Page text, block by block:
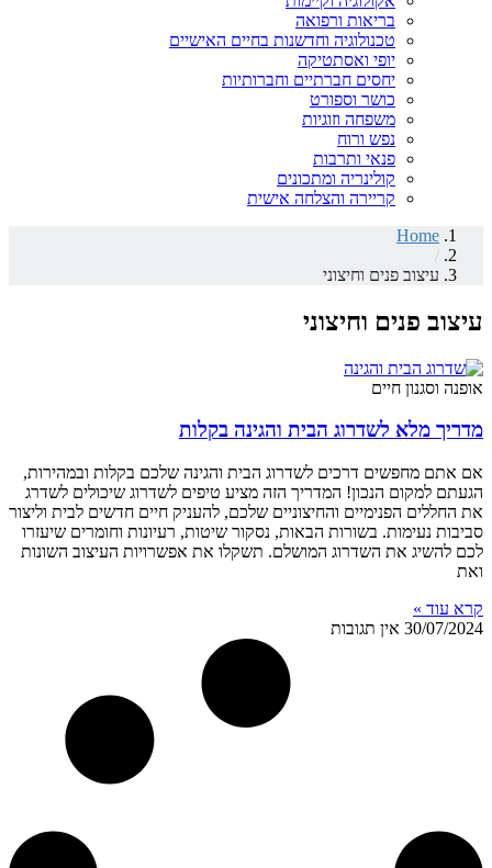
בריאות ורפואה
טכנולוגיה וחדשנות בחיים האישיים
יופי ואסתטיקה
יחסים חברתיים וחברותיות
כושר וספורט
משפחה וזוגיות
נפש ורוח
פנאי ותרבות
קולינריה ומתכונים
קריירה והצלחה אישית
Home
/
עיצוב פנים וחיצוני
עיצוב פנים וחיצוני
אופנה וסגנון חיים
מדריך מלא לשדרוג הבית והגינה בקלות
אם אתם מחפשים דרכים לשדרוג הבית והגינה שלכם בקלות ובמהירות,
הגעתם למקום הנכון! המדריך הזה מציע טיפים לשדרוג שיכולים לשדרג
את החללים הפנימיים והחיצוניים שלכם, להעניק חיים חדשים לבית וליצור
סביבות נעימות. בשורות הבאות, נסקור שיטות, רעיונות וחומרים שיעזרו
לכם להשיג את השדרוג המושלם. תשקלו את אפשרויות העיצוב השונות
ואת
קרא עוד »
30/07/2024 אין תגובות